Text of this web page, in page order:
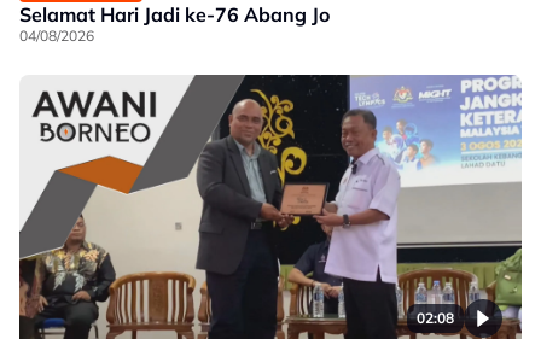
Selamat Hari Jadi ke-76 Abang Jo
04/08/2026
02:08